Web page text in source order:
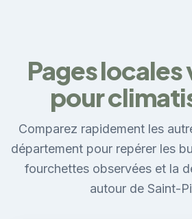
Pages locales
pour
Comparez rapidement les
département pour repérer les
fourchettes observées et la
autour de Saint-